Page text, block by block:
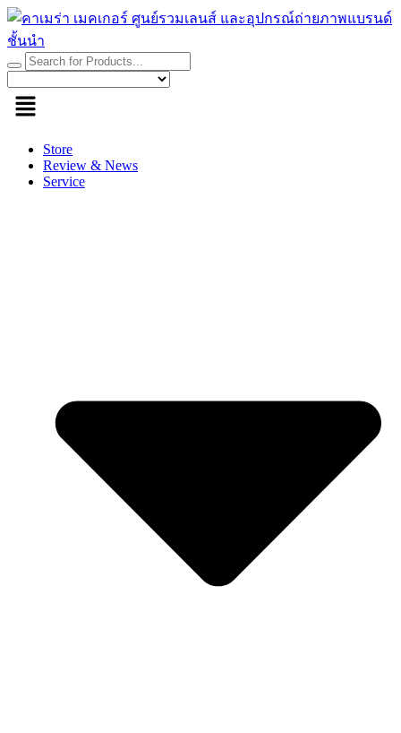
Skip
to
content
Store
Review & News
Service